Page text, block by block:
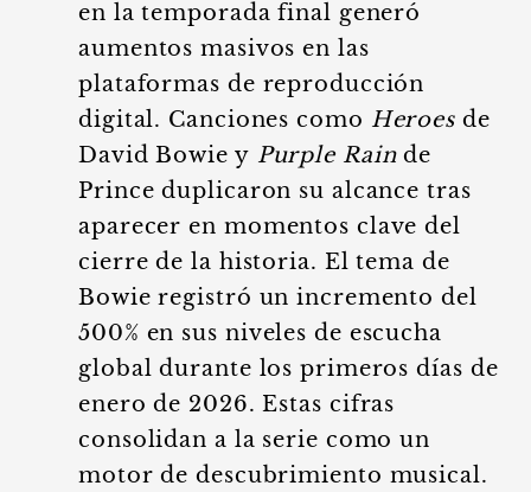
en la temporada final generó
aumentos masivos en las
plataformas de reproducción
digital. Canciones como Heroes de
David Bowie y Purple Rainde
Prince duplicaron su alcance tras
aparecer en momentos clave del
cierre de la historia. El tema de
Bowie registró un incremento del
500% en sus niveles de escucha
global durante los primeros días de
enero de 2026. Estas cifras
consolidan a la serie como un
motor de descubrimiento musical.